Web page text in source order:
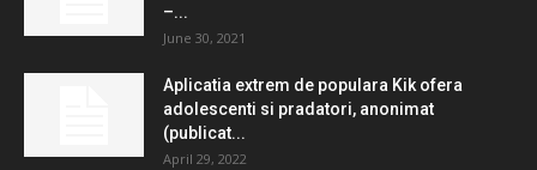
–...
June 30, 2021
Aplicatia extrem de populara Kik ofera
adolescenti si pradatori, anonimat
(publicat...
April 29, 2022